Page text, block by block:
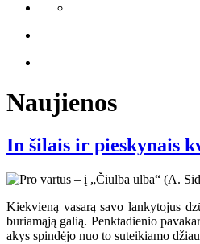
Naujienos
In šilais ir pieskynais
Kiekvieną vasarą savo lankytojus
buriamąją galią. Penktadienio
akys spindėjo nuo to suteikiamo